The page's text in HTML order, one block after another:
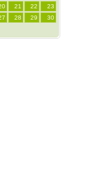
21 22
23
28 29
30